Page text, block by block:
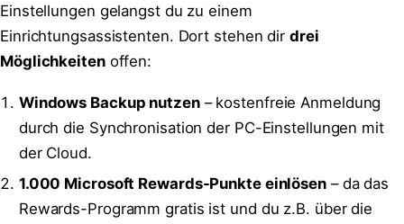
Einstellungen gelangst du zu einem
Einrichtungsassistenten. Dort stehen dir drei
Möglichkeitenoffen:
Windows Backup nutzen– kostenfreie Anmeldung
durch die Synchronisation der PC-Einstellungen mit
der Cloud.
1.000 Microsoft Rewards-Punkte einlösen– da das
Rewards-Programm gratis ist und du z.B. über die